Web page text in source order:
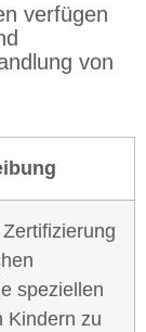
verfügen
von
speziellen
Kindern zu